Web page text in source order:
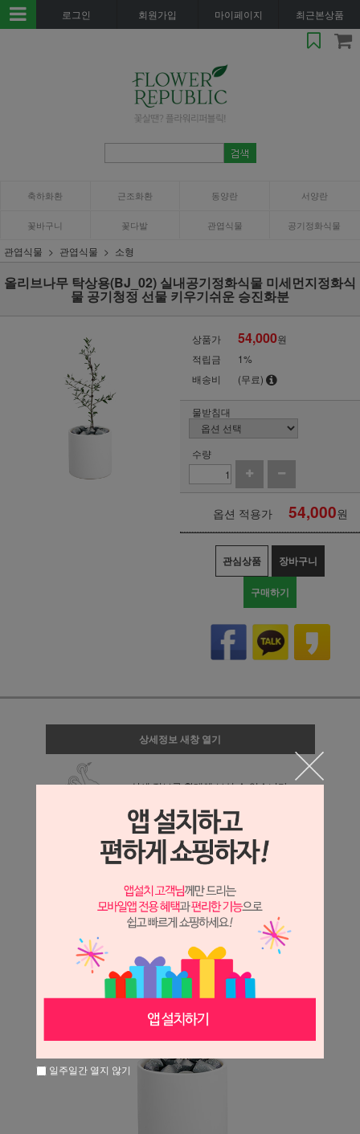
로그인 회원가입 마이페이지 최근본상품
축하화환 근조화환 동양란 서양란
꽃바구니 꽃다발 관엽식물 공기정화식물
관엽식물 관엽식물 소형
올리브나무 탁상용(BJ_02) 실내공기정화식물 미세먼지정화식
물 공기청정 선물 키우기쉬운 승진화분
상품가 54,000원
적립금
1%
배송비
(무료)
물받침대
수량
옵션 적용가 54,000원
관심상품 장바구니
구매하기
상세정보 새창 열기
상세 정보를 확대해 보실 수 있습니다.
일주일간 열지 않기